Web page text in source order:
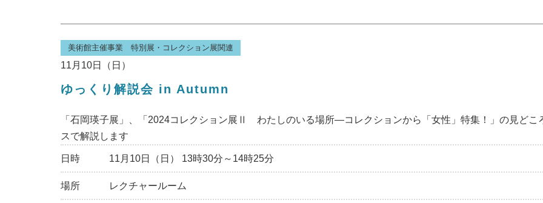
美術館主催事業 特別展・コレクション展関連
11月10日（日）
ゆっくり解説会 in Autumn
「石岡瑛子展」、「2024コレクション展Ⅱ わたしのいる場所―コレクションから「女性」特集！」の見どこ
スで解説します
日時 11月10日（日） 13時30分～14時25分
場所 レクチャールーム